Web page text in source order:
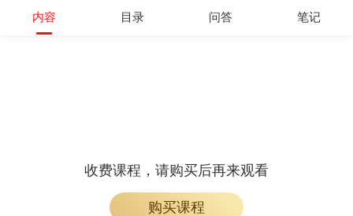
内容 目录 问答 笔记
收费课程，请购买后再来观看
购买课程